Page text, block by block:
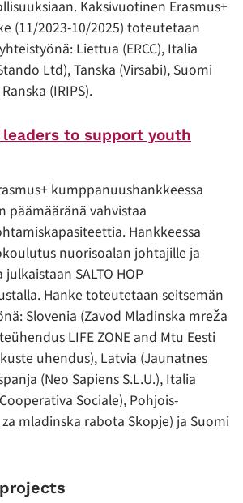
Kaksivuotinen Erasmus+
(11/2023-10/2025) toteutetaan
Liettua (ERCC), Italia
Ltd), Tanska (Virsabi), Suomi
(IRIPS).
to support youth
kumppanuushankkeessa
päämääränä vahvistaa
Hankkeessa
nuorisoalan johtajille ja
SALTO HOP
Hanke toteutetaan seitsemän
Slovenia (Zavod Mladinska mreža
LIFE ZONE and Mtu Eesti
uhendus), Latvia (Jaunatnes
(Neo Sapiens S.L.U.), Italia
Sociale), Pohjois-
mladinska rabota Skopje) ja Suomi